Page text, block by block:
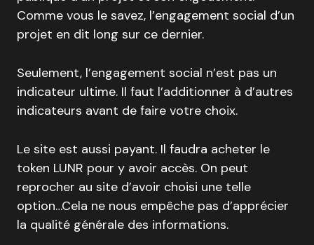
Comme vous le savez, l’engagement social d’un
projet en dit long sur ce dernier.
Seulement, l’engagement social n’est pas un
indicateur ultime. Il faut l’additionner à d’autres
indicateurs avant de faire votre choix.
Le site est aussi payant. Il faudra acheter le
token LUNR pour y avoir accès. On peut
reprocher au site d’avoir choisi une telle
option…Cela ne nous empêche pas d’apprécier
la qualité générale des informations.